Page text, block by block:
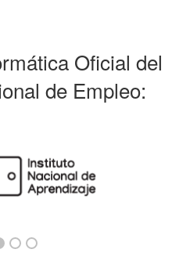
Oficial del
de Empleo: